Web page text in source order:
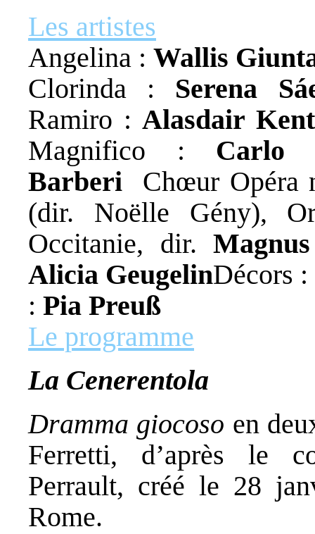
Les artistes
Angelina : Wallis
Clorinda : Serena
Ramiro : Alasdair Kent
Magnifico : Carlo
Barberi Chœur Opéra
(dir. Noëlle Gény),
Occitanie, dir.
Alicia GeugelinDécors :
: Pia Preuß
Le programme
La Cenerentola
Dramma giocoso en
Ferretti, d’après le
Perrault, créé le 28
Rome.